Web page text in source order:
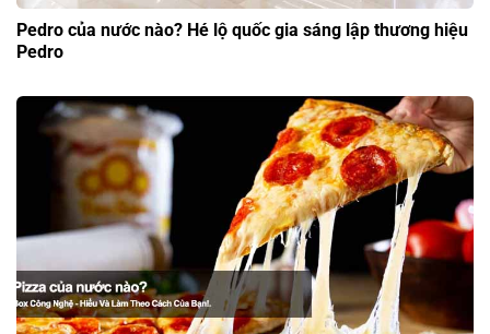
Pedro của nước nào? Hé lộ quốc gia sáng lập thương hiệu
Pedro